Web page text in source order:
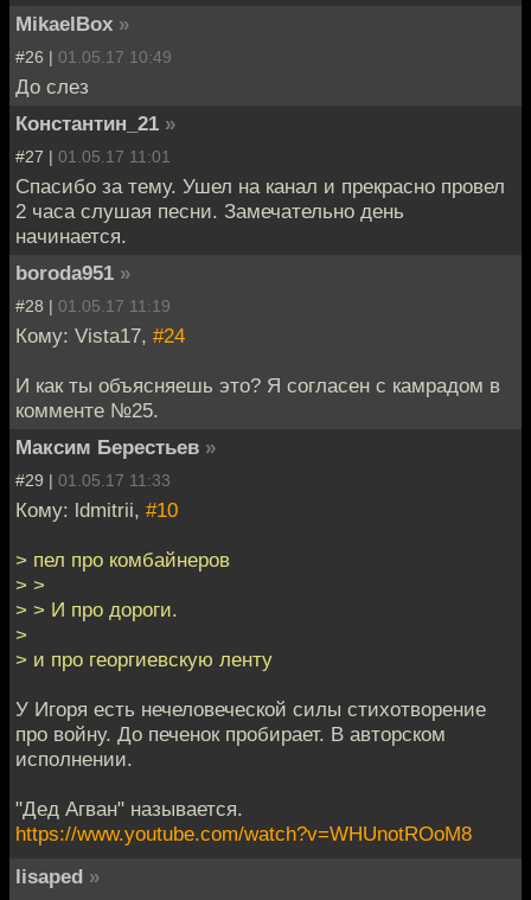
MikaelBox »
#26 | 01.05.17 10:49
До слез
Константин_21 »
#27 | 01.05.17 11:01
Спасибо за тему. Ушел на канал и прекрасно провел
2 часа слушая песни. Замечательно день
начинается.
boroda951 »
#28 | 01.05.17 11:19
Кому: Vista17, #24
И как ты объясняешь это? Я согласен с камрадом в
комменте №25.
Максим Берестьев »
#29 | 01.05.17 11:33
Кому: ldmitrii, #10
> пел про комбайнеров
> >
> > И про дороги.
>
> и про георгиевскую ленту
У Игоря есть нечеловеческой силы стихотворение
про войну. До печенок пробирает. В авторском
исполнении.
"Дед Агван" называется.
https://www.youtube.com/watch?v=WHUnotROoM8
lisaped »